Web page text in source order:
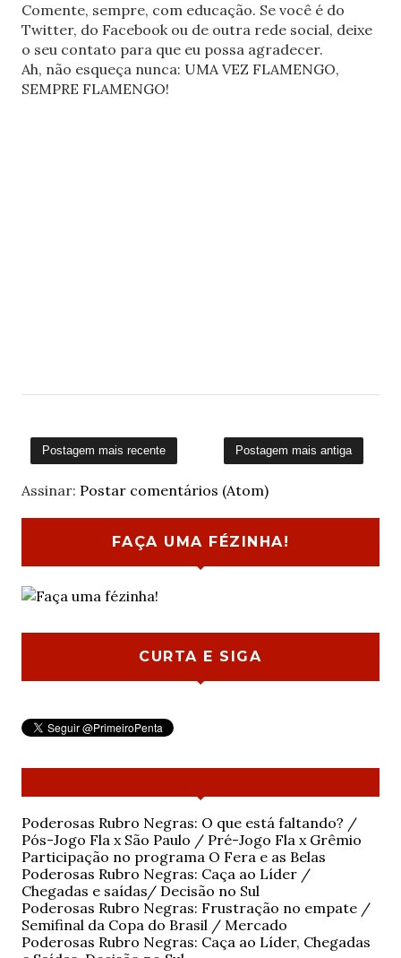
Comente, sempre, com educação. Se você é do
Twitter, do Facebook ou de outra rede social, deixe
o seu contato para que eu possa agradecer.
Ah, não esqueça nunca: UMA VEZ FLAMENGO,
SEMPRE FLAMENGO!
Postagem mais recente Postagem mais antiga
Assinar: Postar comentários (Atom)
FAÇA UMA FÉZINHA!
CURTA E SIGA
Poderosas Rubro Negras: O que está faltando? /
Pós-Jogo Fla x São Paulo / Pré-Jogo Fla x Grêmio
Participação no programa O Fera e as Belas
Poderosas Rubro Negras: Caça ao Líder /
Chegadas e saídas/ Decisão no Sul
Poderosas Rubro Negras: Frustração no empate /
Semifinal da Copa do Brasil / Mercado
Poderosas Rubro Negras: Caça ao Líder, Chegadas